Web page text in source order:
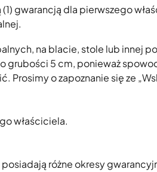
gwarancją dla pierwszego
na blacie, stole lub
grubości 5 cm, ponieważ
o zapoznanie się ze
właściciela.
różne okresy